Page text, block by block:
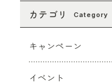
カテゴリ Category
キャンペーン
イベント